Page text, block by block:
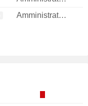
Amministratore